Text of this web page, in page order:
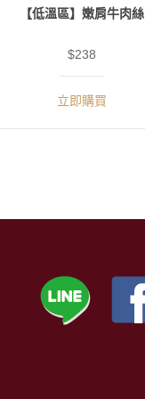
【低溫區】嫩肩牛肉絲
$238
立即購買